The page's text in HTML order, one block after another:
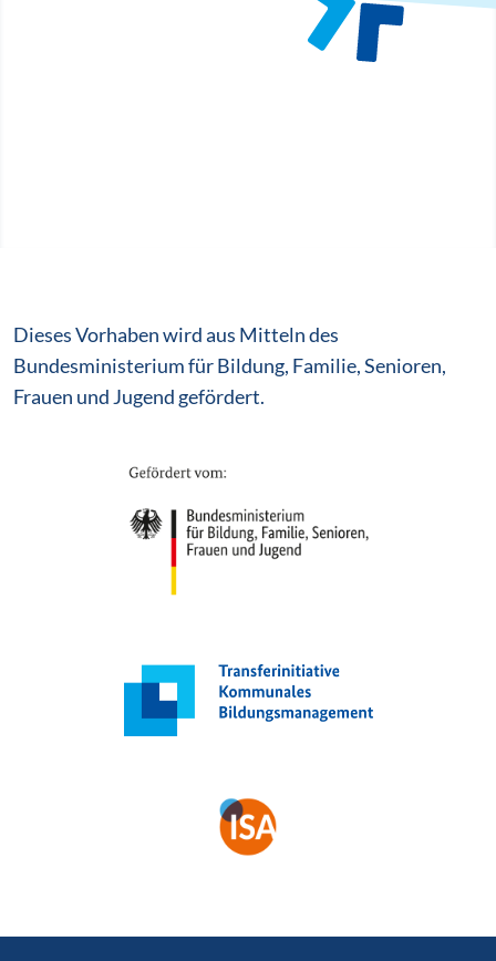
Dieses Vorhaben wird aus Mitteln des
Bundesministerium für Bildung, Familie, Senioren,
Frauen und Jugend gefördert.